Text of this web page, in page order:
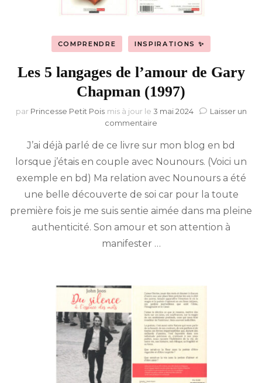
COMPRENDRE INSPIRATIONS ✨
Les 5 langages de l’amour de Gary
Chapman (1997)
par Princesse Petit Pois mis à jour le 3 mai 2024
Laisser un
commentaire
5
langages
l’amour
de
Gary
Chapman
(1997)
J’ai déjà parlé de ce livre sur mon blog en bd
lorsque j’étais en couple avec Nounours. (Voici un
exemple en bd) Ma relation avec Nounours a été
une belle découverte de soi car pour la toute
première fois je me suis sentie aimée dans ma pleine
authenticité. Son amour et son attention à
manifester …